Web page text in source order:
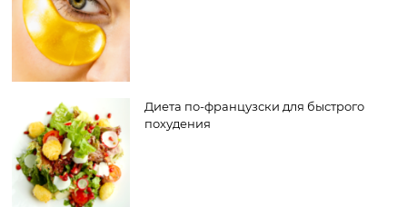
Диета по-французски для быстрого
похудения